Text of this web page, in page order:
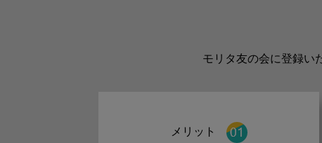
モリタ友の会に登録い
メリット